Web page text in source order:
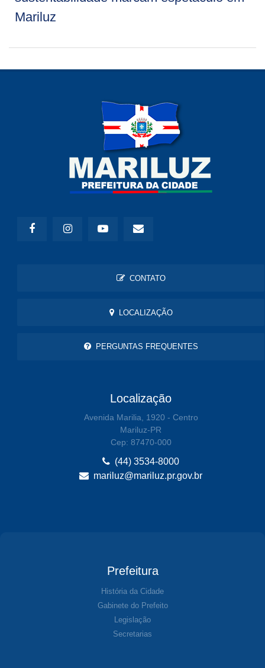
Mariluz
CONTATO
LOCALIZAÇÃO
PERGUNTAS FREQUENTES
Localização
Avenida Marilia, 1920 - Centro
Mariluz-PR
Cep: 87470-000
(44) 3534-8000
mariluz@mariluz.pr.gov.br
Prefeitura
História da Cidade
Gabinete do Prefeito
Legislação
Secretarias